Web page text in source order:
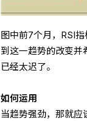
图中前7个月，RSI
到这一趋势的改变并
已经太迟了。
如何运用
当趋势强劲，那就